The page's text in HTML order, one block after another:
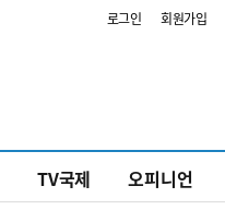
로그인 회원가입
TV국제 오피니언